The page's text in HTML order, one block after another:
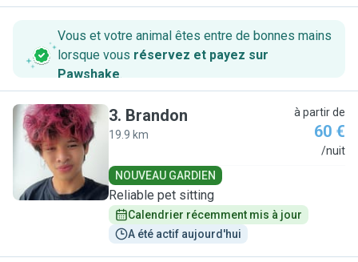
Vous et votre animal êtes entre de bonnes mains
lorsque vous réservez et payez sur
Pawshake.
B
3. Brandon
19.9 km
à partir de
60 €
/nuit
NOUVEAU GARDIEN
Reliable pet sitting
Calendrier récemment mis à jour
A été actif aujourd'hui